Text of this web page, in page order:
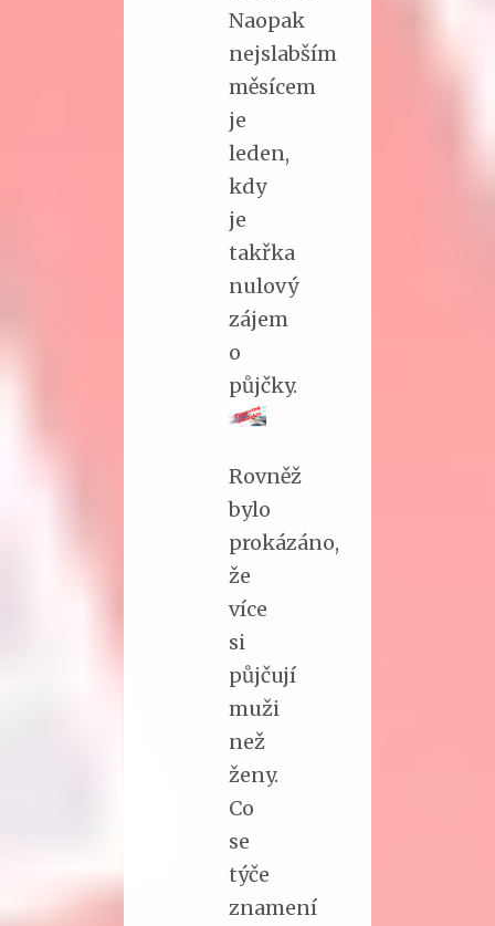
Naopak
nejslabším
měsícem
je
leden,
kdy
je
takřka
nulový
zájem
o
půjčky.
Rovněž
bylo
prokázáno,
že
více
si
půjčují
muži
než
ženy.
Co
se
týče
znamení